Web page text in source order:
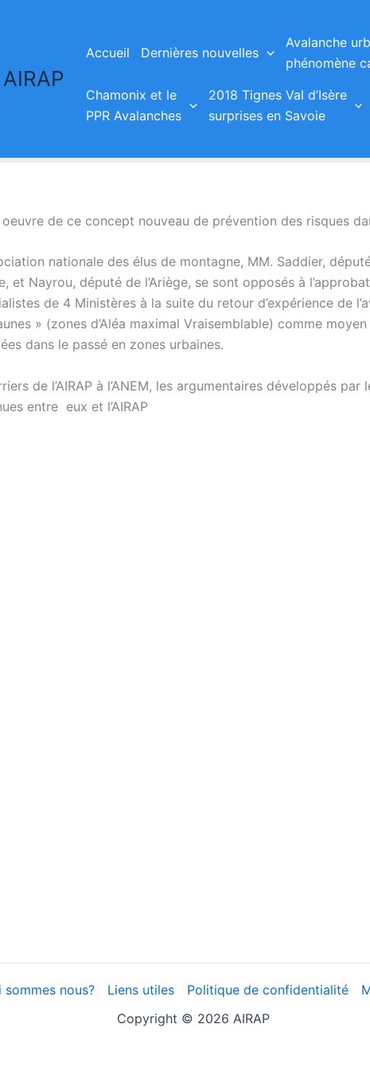
AIRAP
Accueil Dernières nouvelles
Avalanche
phénomène
Chamonix et le
PPR Avalanches
2018 Tignes Val d’Isère
surprises en Savoie
de ce concept nouveau de prévention des risques
nationale des élus de montagne, MM. Saddier,
et Nayrou, député de l’Ariège, se sont opposés à
de 4 Ministères à la suite du retour d’expérience de
» (zones d’Aléa maximal Vraisemblable) comme
dans le passé en zones urbaines.
de l’AIRAP à l’ANEM, les argumentaires développés
entre eux et l’AIRAP
sommes nous? Liens utiles Politique de confidentialité
Copyright © 2026 AIRAP